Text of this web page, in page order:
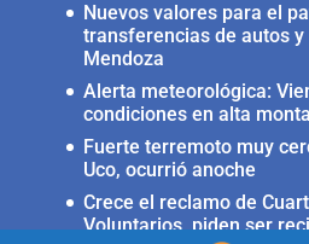
Nuevos valores para el
transferencias de autos y
Mendoza
Alerta meteorológica:
condiciones en alta
Fuerte terremoto muy
Uco, ocurrió anoche
Crece el reclamo de
Voluntarios, piden ser